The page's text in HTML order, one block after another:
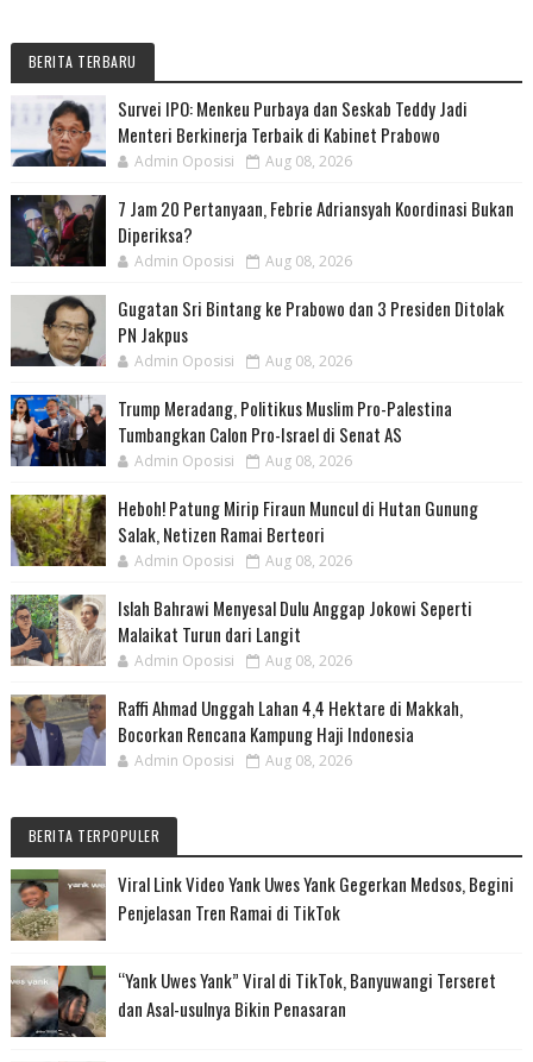
BERITA TERBARU
Survei IPO: Menkeu Purbaya dan Seskab Teddy Jadi
Menteri Berkinerja Terbaik di Kabinet Prabowo
Admin Oposisi Aug 08, 2026
7 Jam 20 Pertanyaan, Febrie Adriansyah Koordinasi Bukan
Diperiksa?
Admin Oposisi Aug 08, 2026
Gugatan Sri Bintang ke Prabowo dan 3 Presiden Ditolak
PN Jakpus
Admin Oposisi Aug 08, 2026
Trump Meradang, Politikus Muslim Pro-Palestina
Tumbangkan Calon Pro-Israel di Senat AS
Admin Oposisi Aug 08, 2026
Heboh! Patung Mirip Firaun Muncul di Hutan Gunung
Salak, Netizen Ramai Berteori
Admin Oposisi Aug 08, 2026
Islah Bahrawi Menyesal Dulu Anggap Jokowi Seperti
Malaikat Turun dari Langit
Admin Oposisi Aug 08, 2026
Raffi Ahmad Unggah Lahan 4,4 Hektare di Makkah,
Bocorkan Rencana Kampung Haji Indonesia
Admin Oposisi Aug 08, 2026
BERITA TERPOPULER
Viral Link Video Yank Uwes Yank Gegerkan Medsos, Begini
Penjelasan Tren Ramai di TikTok
“Yank Uwes Yank” Viral di TikTok, Banyuwangi Terseret
dan Asal-usulnya Bikin Penasaran